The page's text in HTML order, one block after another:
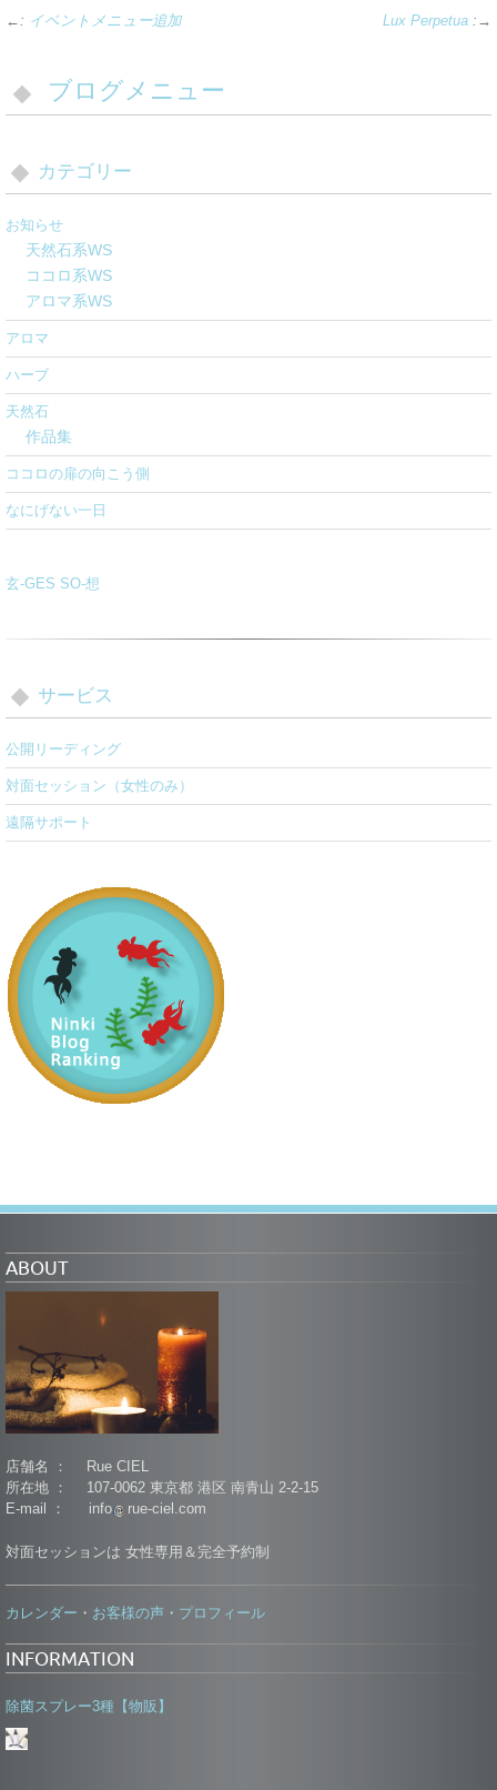
←: イベントメニュー追加 Lux Perpetua :→
ブログメニュー
カテゴリー
お知らせ
天然石系WS
ココロ系WS
アロマ系WS
アロマ
ハーブ
天然石
作品集
ココロの扉の向こう側
なにげない一日
玄-GES SO-想
サービス
公開リーディング
対面セッション（女性のみ）
遠隔サポート
ABOUT
店舗名 ： Rue CIEL
所在地 ： 107-0062 東京都 港区 南青山 2-2-15
E-mail ： info
rue-ciel.com
対面セッションは 女性専用＆完全予約制
カレンダー ・ お客様の声 ・ プロフィール
INFORMATION
除菌スプレー3種【物販】